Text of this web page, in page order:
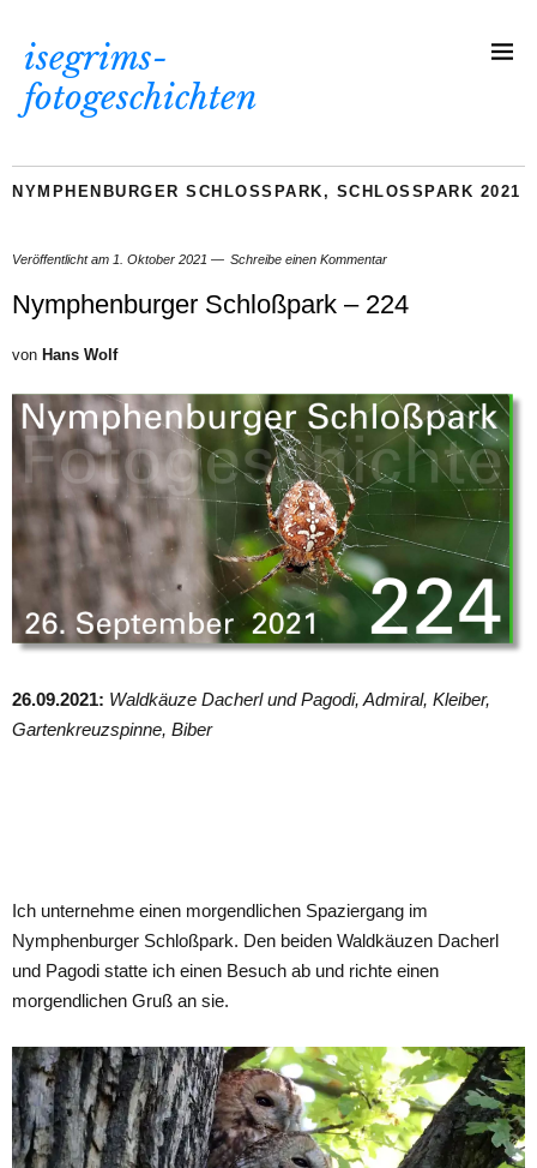
isegrims-
fotogeschichten
NYMPHENBURGER SCHLOSSPARK , SCHLOSSPARK 2021
Veröffentlicht am 1. Oktober 2021 Schreibe einen Kommentar
Nymphenburger Schloßpark – 224
von Hans Wolf
26.09.2021: Waldkäuze Dacherl und Pagodi, Admiral, Kleiber,
Gartenkreuzspinne, Biber
Ich unternehme einen morgendlichen Spaziergang im
Nymphenburger Schloßpark. Den beiden Waldkäuzen Dacherl
und Pagodi statte ich einen Besuch ab und richte einen
morgendlichen Gruß an sie.